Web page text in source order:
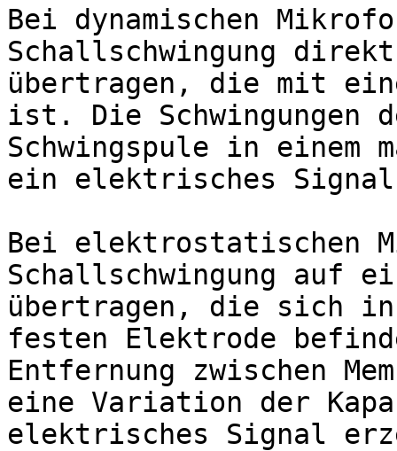
Bei dynamischen
Schallschwingung
übertragen, die mit
ist. Die Schwingungen
Schwingspule in einem
ein elektrisches
Bei elektrostatischen
Schallschwingung auf
übertragen, die sich
festen Elektrode
Entfernung zwischen
eine Variation der
elektrisches Signal